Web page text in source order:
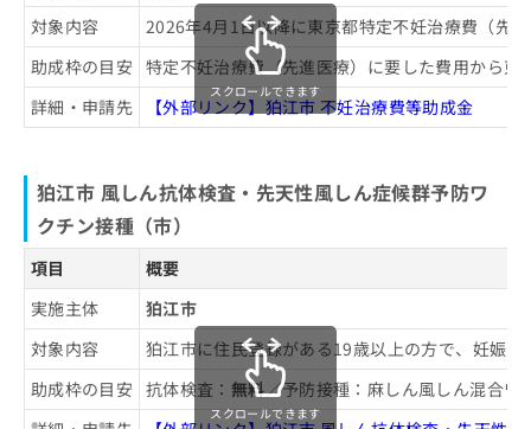
対象内容
2026年4月1日以降に東京都特定不妊治療費（先
助成枠の目安 特定不妊治療費（先進医療）に要した費用から
詳細・申請先
【外部リンク】狛江市 不妊治療費等助成金
スクロールできます
狛江市 風しん抗体検査・先天性風しん症候群予防ワ
クチン接種（市）
項目
概要
実施主体
狛江市
対象内容
狛江市に住民登録がある19歳以上の方で、妊娠
助成枠の目安 抗体検査： 無料／予防接種：麻しん風しん混合ワ
スクロールできます